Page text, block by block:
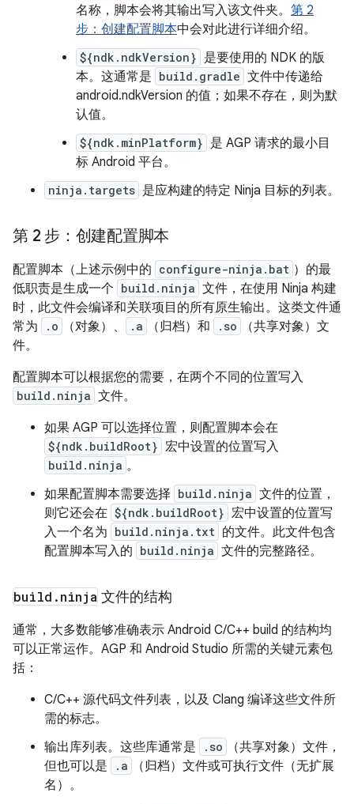
名称，脚本会将其输出写入该文件夹。 第 2
步：创建配置脚本中会对此进行详细介绍。
${ndk.ndkVersion} 是要使用的 NDK 的版
本。这通常是 build.gradle 文件中传递给
android.ndkVersion 的值；如果不存在，则为默
认值。
${ndk.minPlatform} 是 AGP 请求的最小目
标 Android 平台。
ninja.targets 是应构建的特定 Ninja 目标的列表。
第 2 步：创建配置脚本
配置脚本（上述示例中的 configure-ninja.bat ）的最
低职责是生成一个 build.ninja 文件，在使用 Ninja 构建
时，此文件会编译和关联项目的所有原生输出。这类文件通
常为
.o （对象）、 .a （归档）和 .so
（共享对象）文
件。
配置脚本可以根据您的需要，在两个不同的位置写入
build.ninja 文件。
如果 AGP 可以选择位置，则配置脚本会在
${ndk.buildRoot} 宏中设置的位置写入
build.ninja 。
如果配置脚本需要选择 build.ninja 文件的位置，
则它还会在 ${ndk.buildRoot} 宏中设置的位置写
入一个名为 build.ninja.txt 的文件。此文件包含
配置脚本写入的 build.ninja 文件的完整路径。
build .ninja 文件的结构
通常，大多数能够准确表示 Android C/C++ build 的结构均
可以正常运作。AGP 和 Android Studio 所需的关键元素包
括：
C/C++ 源代码文件列表，以及 Clang 编译这些文件所
需的标志。
输出库列表。这些库通常是
.so
（共享对象）文件，
但也可以是
.a
（归档）文件或可执行文件（无扩展
名）。